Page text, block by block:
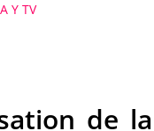
Y TV